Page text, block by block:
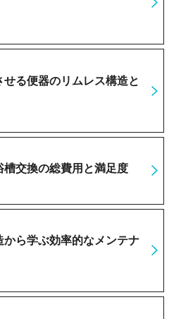
る便器のリムレス構造と
交換の総費用と満足度
から学ぶ効率的なメンテナ